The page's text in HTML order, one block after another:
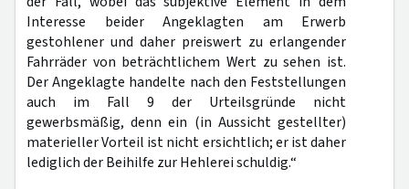
Interesse beider Angeklagten am Erwerb
gestohlener und daher preiswert zu erlangender
Fahrräder von beträchtlichem Wert zu sehen ist.
Der Angeklagte handelte nach den Feststellungen
auch im Fall 9 der Urteilsgründe nicht
gewerbsmäßig, denn ein (in Aussicht gestellter)
materieller Vorteil ist nicht ersichtlich; er ist daher
lediglich der Beihilfe zur Hehlerei schuldig.“